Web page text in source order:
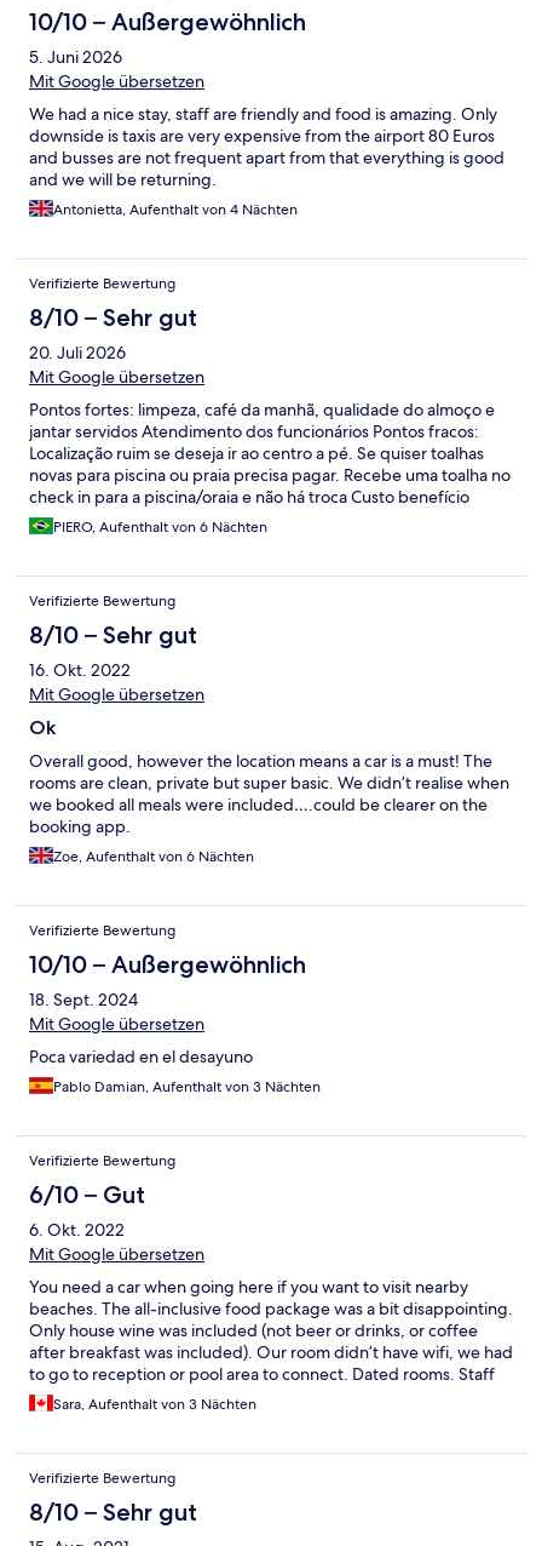
10/10 – Außergewöhnlich
5. Juni 2026
Mit Google übersetzen
We had a nice stay, staff are friendly and food is amazing. Only
downside is taxis are very expensive from the airport 80 Euros
and busses are not frequent apart from that everything is good
and we will be returning.
Antonietta, Aufenthalt von 4 Nächten
Verifizierte Bewertung
8/10 – Sehr gut
20. Juli 2026
Mit Google übersetzen
Pontos fortes: limpeza, café da manhã, qualidade do almoço e
jantar servidos Atendimento dos funcionários Pontos fracos:
Localização ruim se deseja ir ao centro a pé. Se quiser toalhas
novas para piscina ou praia precisa pagar. Recebe uma toalha no
check in para a piscina/oraia e não há troca Custo benefício
insatisfatório
PIERO, Aufenthalt von 6 Nächten
Verifizierte Bewertung
8/10 – Sehr gut
16. Okt. 2022
Mit Google übersetzen
Ok
Overall good, however the location means a car is a must! The
rooms are clean, private but super basic. We didn’t realise when
we booked all meals were included….could be clearer on the
booking app.
Zoe, Aufenthalt von 6 Nächten
Verifizierte Bewertung
10/10 – Außergewöhnlich
18. Sept. 2024
Mit Google übersetzen
Poca variedad en el desayuno
Pablo Damian, Aufenthalt von 3 Nächten
Verifizierte Bewertung
6/10 – Gut
6. Okt. 2022
Mit Google übersetzen
You need a car when going here if you want to visit nearby
beaches. The all-inclusive food package was a bit disappointing.
Only house wine was included (not beer or drinks, or coffee
after breakfast was included). Our room didn’t have wifi, we had
to go to reception or pool area to connect. Dated rooms. Staff
was friendly.
Sara, Aufenthalt von 3 Nächten
Verifizierte Bewertung
8/10 – Sehr gut